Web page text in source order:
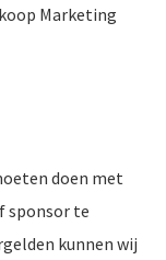
Marketing
doen met
sponsor te
kunnen wij